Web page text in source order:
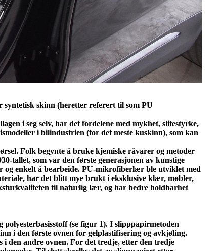
skinn (heretter referert til som PU
i seg selv, har det fordelene med mykhet, slitestyrke,
i bilindustrien (for det meste kuskinn), som kan
Folk begynte å bruke kjemiske råvarer og metoder
tallet, som var den første generasjonen av kunstige
og enkelt å bearbeide. PU-mikrofiberlær ble utviklet med
har det blitt mye brukt i eksklusive klær, møbler,
til naturlig lær, og har bedre holdbarhet
(se figur 1). I slipppapirmetoden
i den første ovnen for gelplastifisering og avkjøling.
i den andre ovnen. For det tredje, etter den tredje